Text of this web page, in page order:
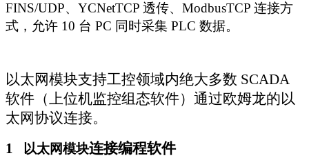
FINS/UDP、 YCNetTCP 透传、 ModbusTCP 连接方
式，允许 10 台 PC 同时采集 PLC 数据。
以太网模块支持工控领域内绝大多数 SCADA
软件（上位机监控组态软件）通过欧姆龙的以
太网协议连接。
1
以太网模块连接编程软件